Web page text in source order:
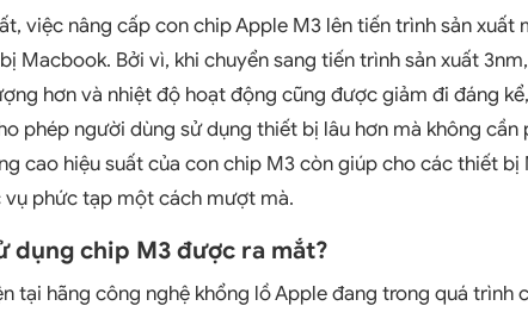
việc nâng cấp con chip Apple M3 lên tiến trình sản xuất
Macbook. Bởi vì, khi chuyển sang tiến trình sản xuất
hơn và nhiệt độ hoạt động cũng được giảm đi đáng
phép người dùng sử dụng thiết bị lâu hơn mà không cần
cao hiệu suất của con chip M3 còn giúp cho các thiết
phức tạp một cách mượt mà.
dụng chip M3 được ra mắt?
tại hãng công nghệ khổng lồ Apple đang trong quá trình